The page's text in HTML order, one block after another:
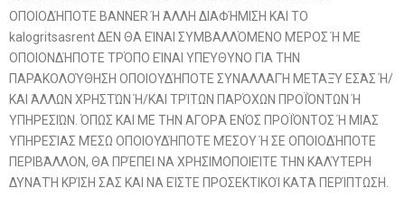
ΟΠΟΙΟΔΉΠΟΤΕ BANNER Ή ΆΛΛΗ ΔΙΑΦΉΜΙΣΗ ΚΑΙ ΤΟ
kalogritsasrent ΔΕΝ ΘΑ ΕΊΝΑΙ ΣΥΜΒΑΛΛΌΜΕΝΟ ΜΈΡΟΣ Ή ΜΕ
ΟΠΟΙΟΝΔΉΠΟΤΕ ΤΡΌΠΟ ΕΊΝΑΙ ΥΠΕΎΘΥΝΟ ΓΙΑ ΤΗΝ
ΠΑΡΑΚΟΛΟΎΘΗΣΗ ΟΠΟΙΟΥΔΉΠΟΤΕ ΣΥΝΑΛΛΑΓΉ ΜΕΤΑΞΎ ΕΣΆΣ Ή/
ΚΑΙ ΆΛΛΩΝ ΧΡΗΣΤΏΝ Ή/ΚΑΙ ΤΡΊΤΩΝ ΠΑΡΌΧΩΝ ΠΡΟΪΌΝΤΩΝ Ή
ΥΠΗΡΕΣΙΏΝ. ΌΠΩΣ ΚΑΙ ΜΕ ΤΗΝ ΑΓΟΡΆ ΕΝΌΣ ΠΡΟΪΌΝΤΟΣ Ή ΜΙΑΣ
ΥΠΗΡΕΣΊΑΣ ΜΈΣΩ ΟΠΟΙΟΥΔΉΠΟΤΕ ΜΈΣΟΥ Ή ΣΕ ΟΠΟΙΟΔΉΠΟΤΕ
ΠΕΡΙΒΆΛΛΟΝ, ΘΑ ΠΡΈΠΕΙ ΝΑ ΧΡΗΣΙΜΟΠΟΙΕΊΤΕ ΤΗΝ ΚΑΛΎΤΕΡΗ
ΔΥΝΑΤΉ ΚΡΊΣΗ ΣΑΣ ΚΑΙ ΝΑ ΕΊΣΤΕ ΠΡΟΣΕΚΤΙΚΟΊ ΚΑΤΆ ΠΕΡΊΠΤΩΣΗ.